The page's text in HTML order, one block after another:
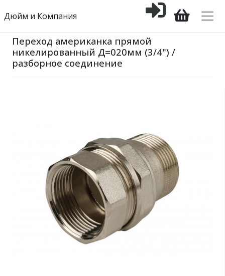
Дюйм и Компания
Переход американка прямой
никелированный Д=020мм (3/4") /
разборное соединение